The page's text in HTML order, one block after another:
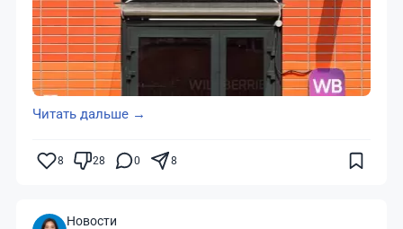
Читать дальше →
8 28 0 8
Новости